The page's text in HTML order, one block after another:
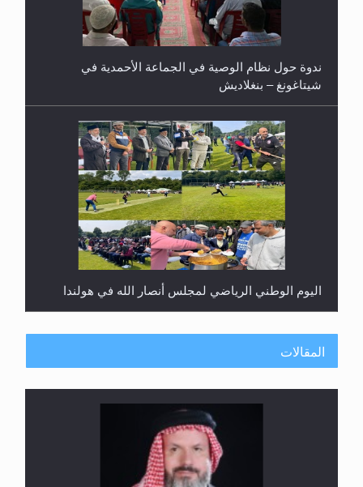
ندوة حول نظام الوصية في الجماعة الأحمدية في
شيتاغونغ – بنغلاديش
اليوم الوطني الرياضي لمجلس أنصار الله في هولندا
المقالات